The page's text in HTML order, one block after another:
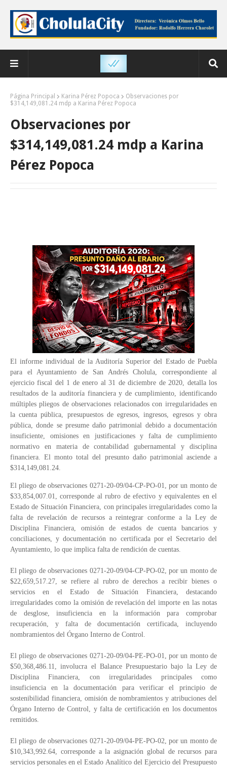
Página Principal Karina Pérez Popoca
Observaciones por
$314,149,081.24 mdp a Karina Pérez Popoca
Observaciones por
$314,149,081.24 mdp a Karina
Pérez Popoca
El informe individual de la Auditoría Superior del Estado de Puebla
para el Ayuntamiento de San Andrés Cholula, correspondiente al
ejercicio fiscal del 1 de enero al 31 de diciembre de 2020, detalla los
resultados de la auditoría financiera y de cumplimiento, identificando
múltiples pliegos de observaciones relacionados con irregularidades en
la cuenta pública, presupuestos de egresos, ingresos, egresos y obra
pública, donde se presume daño patrimonial debido a documentación
insuficiente, omisiones en justificaciones y falta de cumplimiento
normativo en materia de contabilidad gubernamental y disciplina
financiera. El monto total del presunto daño patrimonial asciende a
$314,149,081.24.
El pliego de observaciones 0271-20-09/04-CP-PO-01, por un monto de
$33,854,007.01, corresponde al rubro de efectivo y equivalentes en el
Estado de Situación Financiera, con principales irregularidades como la
falta de revelación de recursos a reintegrar conforme a la Ley de
Disciplina Financiera, omisión de estados de cuenta bancarios y
conciliaciones, y documentación no certificada por el Secretario del
Ayuntamiento, lo que implica falta de rendición de cuentas.
El pliego de observaciones 0271-20-09/04-CP-PO-02, por un monto de
$22,659,517.27, se refiere al rubro de derechos a recibir bienes o
servicios en el Estado de Situación Financiera, destacando
irregularidades como la omisión de revelación del importe en las notas
de desglose, insuficiencia en la información para comprobar
recuperación, y falta de documentación certificada, incluyendo
nombramientos del Órgano Interno de Control.
El pliego de observaciones 0271-20-09/04-PE-PO-01, por un monto de
$50,368,486.11, involucra el Balance Presupuestario bajo la Ley de
Disciplina Financiera, con irregularidades principales como
insuficiencia en la documentación para verificar el principio de
sostenibilidad financiera, omisión de nombramientos y atribuciones del
Órgano Interno de Control, y falta de certificación en los documentos
remitidos.
El pliego de observaciones 0271-20-09/04-PE-PO-02, por un monto de
$10,343,992.64, corresponde a la asignación global de recursos para
servicios personales en el Estado Analítico del Ejercicio del Presupuesto